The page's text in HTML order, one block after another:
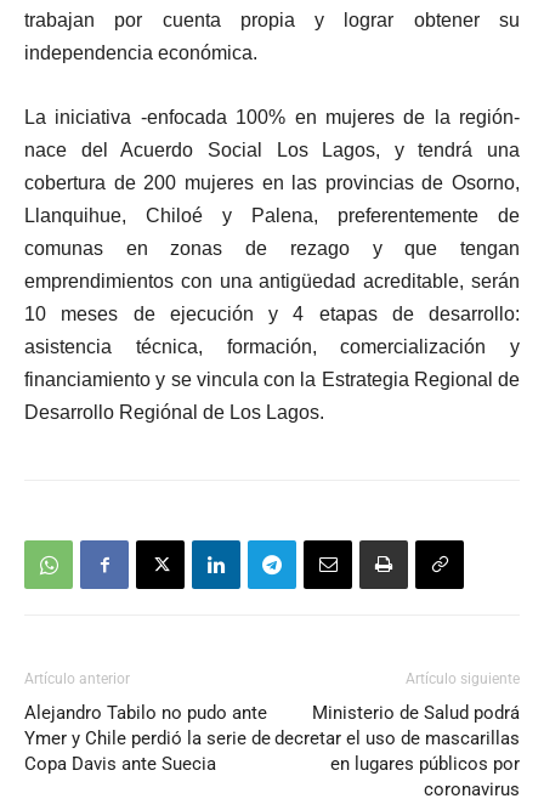
trabajan por cuenta propia y lograr obtener su
independencia económica.
La iniciativa -enfocada 100% en mujeres de la región-
nace del Acuerdo Social Los Lagos, y tendrá una
cobertura de 200 mujeres en las provincias de Osorno,
Llanquihue, Chiloé y Palena, preferentemente de
comunas en zonas de rezago y que tengan
emprendimientos con una antigüedad acreditable, serán
10 meses de ejecución y 4 etapas de desarrollo:
asistencia técnica, formación, comercialización y
financiamiento y se vincula con la Estrategia Regional de
Desarrollo Regiónal de Los Lagos.
Artículo anterior
Alejandro Tabilo no pudo ante
Ymer y Chile perdió la serie de
Copa Davis ante Suecia
Artículo siguiente
Ministerio de Salud podrá
decretar el uso de mascarillas
en lugares públicos por
coronavirus